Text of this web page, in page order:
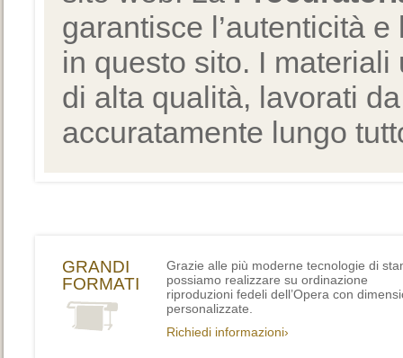
garantisce l’autenticità
in questo sito. I
di alta qualità, lavorati
accuratamente lungo
GRANDI
FORMATI
Grazie alle più moderne tecnologie di
possiamo realizzare su ordinazione
riproduzioni fedeli dell’Opera con
personalizzate.
Richiedi informazioni›